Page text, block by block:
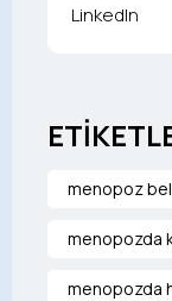
LinkedIn
menopoz
menopozda
menopozda